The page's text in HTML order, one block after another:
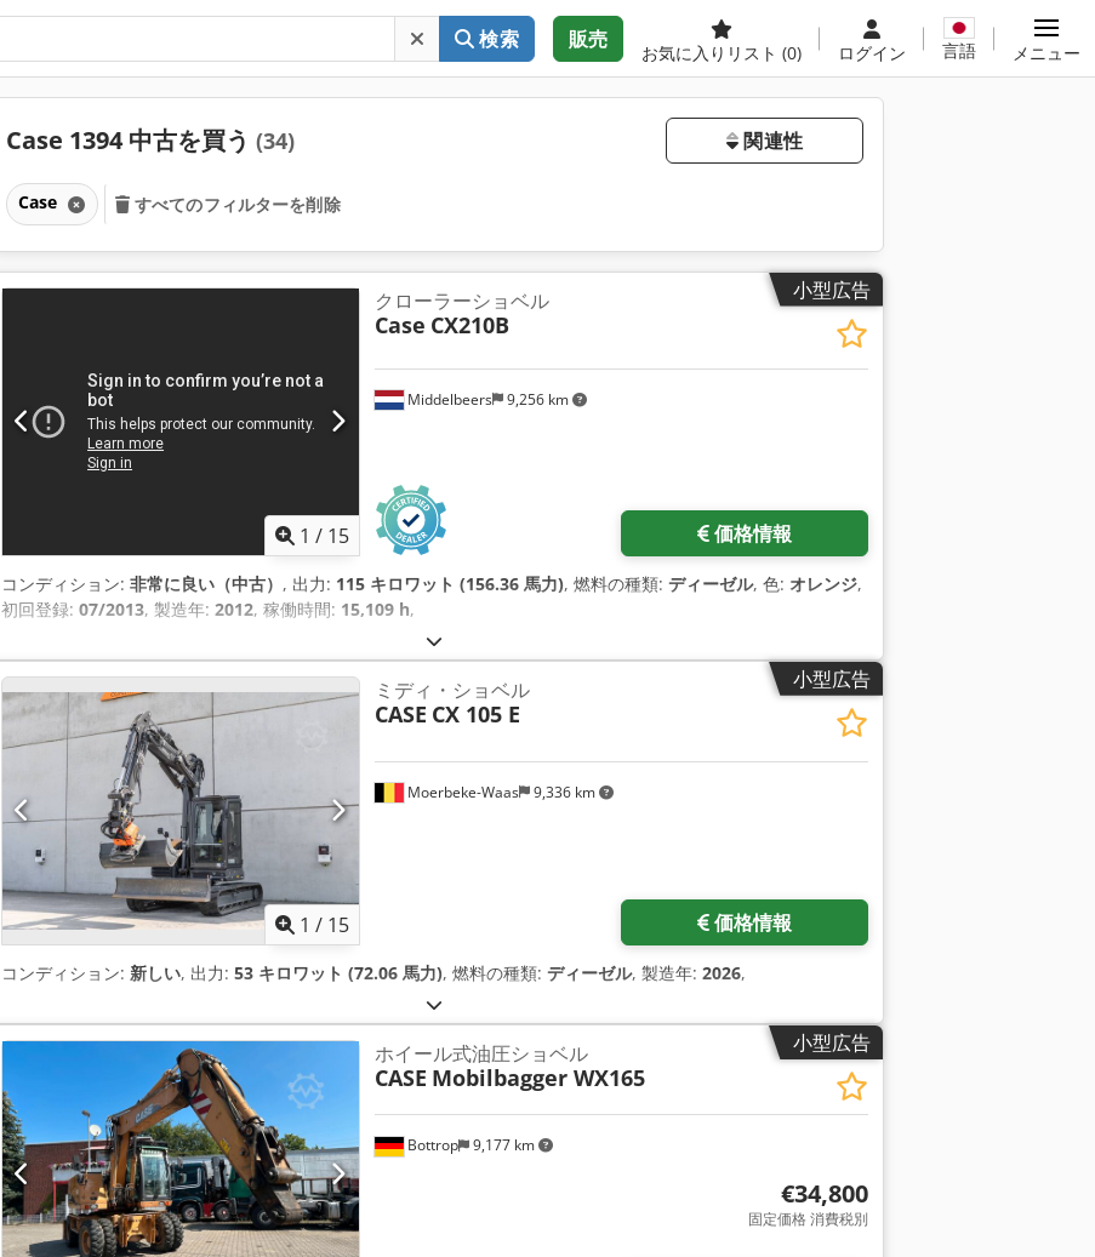
検索 販売
お気に入りリスト (0) ログイン 言語 メニュー
Case 1394 中古を買う (34) 関連性
Case すべてのフィルターを削除
小型広告
1 / 15
Middelbeers 9,256 km
クローラーショベル
Case CX210B
価格情報
コンディション: 非常に良い（中古） , 出力: 115 キロワット (156.36 馬力), 燃料の種類: ディーゼル, 色: オレンジ,
初回登録: 07/2013, 製造年: 2012, 稼働時間: 15,109 h,
小型広告
1 / 15
Moerbeke-Waas 9,336 km
ミディ・ショベル
CASE CX 105 E
価格情報
コンディション: 新しい, 出力: 53 キロワット (72.06 馬力), 燃料の種類: ディーゼル, 製造年: 2026,
小型広告
Bottrop 9,177 km
ホイール式油圧ショベル
CASE Mobilbagger WX165
€34,800
固定価格 消費税別